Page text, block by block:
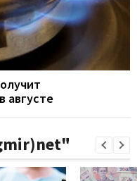
августе